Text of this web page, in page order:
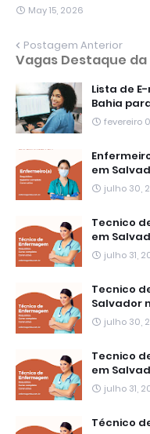
May 15, 2026
Postagem Anterior
Vagas Destaque
Lista de
Bahia
fevereiro
em
julho 30,
Tecnico
em
julho 31,
Tecnico
Salvador
julho 30,
Tecnico
em
julho 31,
Técnico